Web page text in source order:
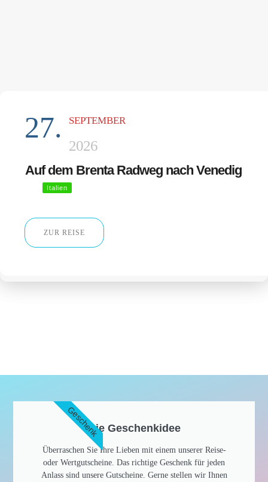
27. SEPTEMBER
2026
Auf dem Brenta Radweg nach Venedig
Italien
ZUR REISE
Die Geschenkidee​
Überraschen Sie Ihre Lieben mit einem unserer Reise-
oder Wertgutscheine. Das richtige Geschenk für jeden
Anlass sind unsere Gutscheine. Gerne stellen wir Ihnen
Geschenk